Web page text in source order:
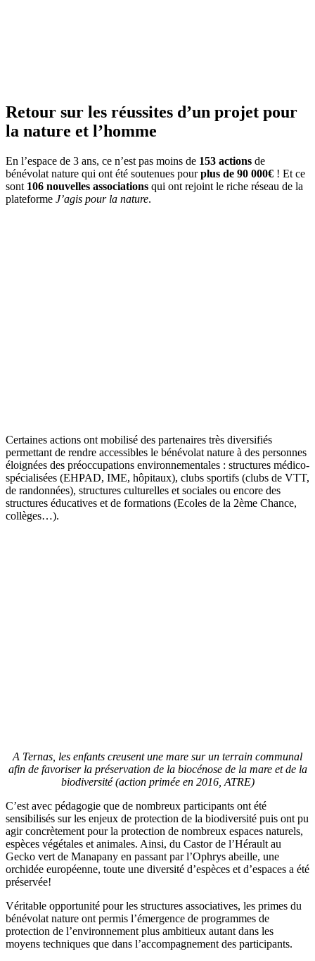
Retour sur les réussites d’un projet pour
la nature et l’homme
En l’espace de 3 ans, ce n’est pas moins de 153 actions de
bénévolat nature qui ont été soutenues pourplus de 90 000€ ! Et ce
sont 106 nouvelles associations qui ont rejoint le riche réseau de la
plateforme J’agis pour la nature.
Certaines actions ont mobilisé des partenaires très diversifiés
permettant de rendre accessibles le bénévolat nature à des personnes
éloignées des préoccupations environnementales : structures médico-
spécialisées (EHPAD, IME, hôpitaux), clubs sportifs (clubs de VTT,
de randonnées), structures culturelles et sociales ou encore des
structures éducatives et de formations (Ecoles de la 2ème Chance,
collèges…).
A Ternas, les enfants creusent une mare sur un terrain communal
afin de favoriser la préservation de la biocénose de la mare et de la
biodiversité (action primée en 2016, ATRE)
C’est avec pédagogie que de nombreux participants ont été
sensibilisés sur les enjeux de protection de la biodiversité puis ont pu
agir concrètement pour la protection de nombreux espaces naturels,
espèces végétales et animales. Ainsi, du Castor de l’Hérault au
Gecko vert de Manapany en passant par l’Ophrys abeille, une
orchidée européenne, toute une diversité d’espèces et d’espaces a été
préservée!
Véritable opportunité pour les structures associatives, les primes du
bénévolat nature ont permis l’émergence de programmes de
protection de l’environnement plus ambitieux autant dans les
moyens techniques que dans l’accompagnement des participants.